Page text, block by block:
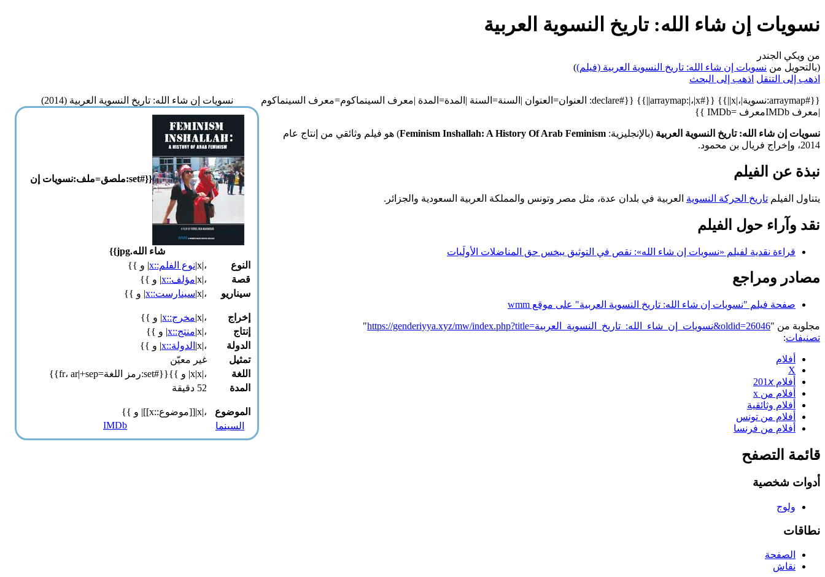
نسويات إن شاء الله: تاريخ النسوية العربية
من ويكي الجندر
(بالتحويل من نسويات إن شاء الله: تاريخ النسوية العربية (فيلم))
اذهب إلى التنقل اذهب إلى البحث
نسويات إن شاء الله: تاريخ النسوية العربية (2014)
{{#set:ملصق=ملف:نسويات إن
شاء الله.jpg}}
النوع
،|x| نوع الفلم::x | و }}
قصة
،|x| مؤلف::x | و }}
سيناريو
،|x| سينارست::x | و }}
إخراج ،|x| مخرج::x | و }}
إنتاج
،|x| منتج::x | و }}
الدولة
،|x| الدولة::x | و }}
تمثيل
غير معيّن
اللغة
،|x|x| و }}{{#set:رمز اللغة=fr، ar|+sep}}
المدة
52 دقيقة
الموضوع
،|x|[[موضوع::x]]| و }}
السينما
IMDb
{{#arraymap:نسوية|،|x||}} {{#arraymap:|،|x||}} {{#declare: العنوان=العنوان |السنة=السنة |المدة=المدة |معرف السينماكوم=معرف السينماكوم
|معرف IMDbمعرف =IMDb }}
نسويات إن شاء الله: تاريخ النسوية العربية (بالإنجليزية: Feminism Inshallah: A History Of Arab Feminism) هو فيلم وثائقي من إنتاج عام
2014، وإخراج فريال بن محمود.
نبذة عن الفيلم
يتناول الفيلم تاريخ الحركة النسوية العربية في بلدان عدة، مثل مصر وتونس والمملكة العربية السعودية والجزائر.
نقد وآراء حول الفيلم
قراءة نقدية لفيلم «نسويات إن شاء الله»: نقص في التوثيق يبخس حق المناضلات الأولَيات
مصادر ومراجع
صفحة فيلم "نسويات إن شاء الله: تاريخ النسوية العربية" على موقع wmm
مجلوبة من "https://genderiyya.xyz/mw/index.php?title=نسويات_إن_شاء_الله:_تاريخ_النسوية_العربية&oldid=26046
"
تصنيفات:
أفلام
X
أفلام 201𝘹
أفلام من x
أفلام وثائقية
أفلام من تونس
أفلام من فرنسا
قائمة التصفح
أدوات شخصية
ولوج
نطاقات
الصفحة
نقاش